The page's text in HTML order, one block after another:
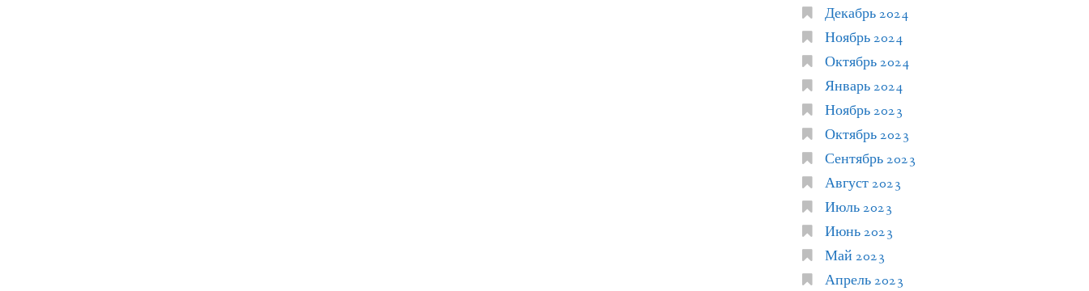
Декабрь 2024
Ноябрь 2024
Октябрь 2024
Январь 2024
Ноябрь 2023
Октябрь 2023
Сентябрь 2023
Август 2023
Июль 2023
Июнь 2023
Май 2023
Апрель 2023